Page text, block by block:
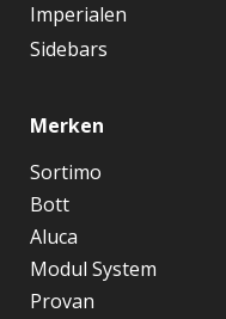
Imperialen
Sidebars
Merken
Sortimo
Bott
Aluca
Modul System
Provan